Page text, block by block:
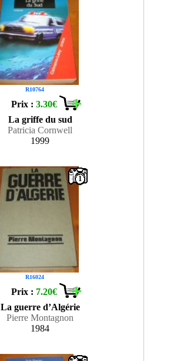
R10764
Prix :3.30€
La griffe du sud
Patricia Cornwell
1999
R16024
1
Prix : 7.20€
La guerre d’Algérie
Pierre Montagnon
1984